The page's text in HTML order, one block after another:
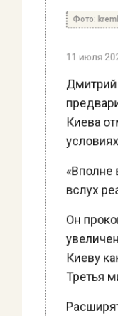
Киева
условиях
«Вполне
вслух
Он
Киеву
Третья